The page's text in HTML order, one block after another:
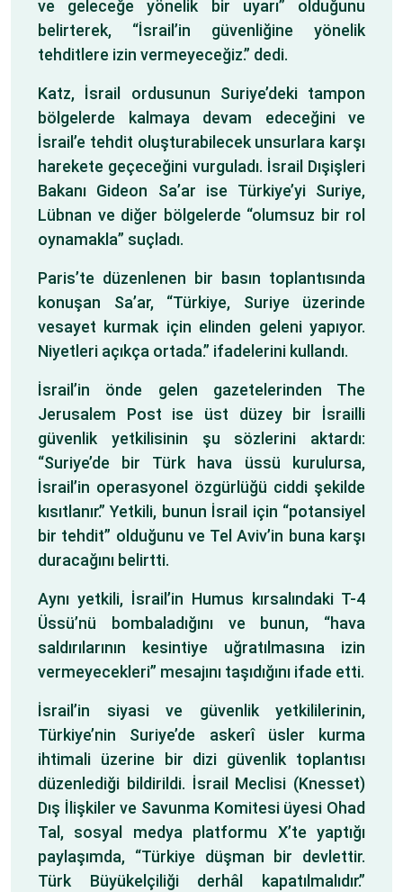
ve geleceğe yönelik bir uyarı” olduğunu
belirterek, “İsrail’in güvenliğine yönelik
tehditlere izin vermeyeceğiz.” dedi.
Katz, İsrail ordusunun Suriye’deki tampon
bölgelerde kalmaya devam edeceğini ve
İsrail’e tehdit oluşturabilecek unsurlara karşı
harekete geçeceğini vurguladı. İsrail Dışişleri
Bakanı Gideon Sa’ar ise Türkiye’yi Suriye,
Lübnan ve diğer bölgelerde “olumsuz bir rol
oynamakla” suçladı.
Paris’te düzenlenen bir basın toplantısında
konuşan Sa’ar, “Türkiye, Suriye üzerinde
vesayet kurmak için elinden geleni yapıyor.
Niyetleri açıkça ortada.” ifadelerini kullandı.
İsrail’in önde gelen gazetelerinden The
Jerusalem Post ise üst düzey bir İsrailli
güvenlik yetkilisinin şu sözlerini aktardı:
“Suriye’de bir Türk hava üssü kurulursa,
İsrail’in operasyonel özgürlüğü ciddi şekilde
kısıtlanır.” Yetkili, bunun İsrail için “potansiyel
bir tehdit” olduğunu ve Tel Aviv’in buna karşı
duracağını belirtti.
Aynı yetkili, İsrail’in Humus kırsalındaki T-4
Üssü’nü bombaladığını ve bunun, “hava
saldırılarının kesintiye uğratılmasına izin
vermeyecekleri” mesajını taşıdığını ifade etti.
İsrail’in siyasi ve güvenlik yetkililerinin,
Türkiye’nin Suriye’de askerî üsler kurma
ihtimali üzerine bir dizi güvenlik toplantısı
düzenlediği bildirildi. İsrail Meclisi (Knesset)
Dış İlişkiler ve Savunma Komitesi üyesi Ohad
Tal, sosyal medya platformu X’te yaptığı
paylaşımda, “Türkiye düşman bir devlettir.
Türk Büyükelçiliği derhâl kapatılmalıdır.”